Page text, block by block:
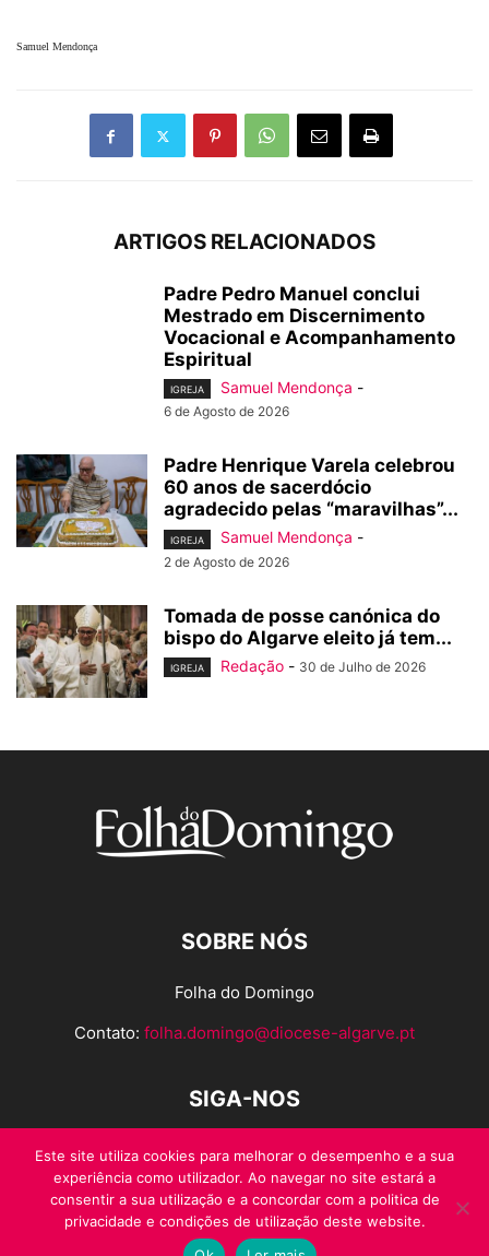
Samuel Mendonça
ARTIGOS RELACIONADOS
Padre Pedro Manuel conclui
Mestrado em Discernimento
Vocacional e Acompanhamento
Espiritual
IGREJA Samuel Mendonça -
6 de Agosto de 2026
Padre Henrique Varela celebrou
60 anos de sacerdócio
agradecido pelas “maravilhas”...
IGREJA Samuel Mendonça -
2 de Agosto de 2026
Tomada de posse canónica do
bispo do Algarve eleito já tem...
IGREJA Redação - 30 de Julho de 2026
SOBRE NÓS
Folha do Domingo
Contato: folha.domingo@diocese-algarve.pt
SIGA-NOS
Este site utiliza cookies para melhorar o desempenho e a sua
experiência como utilizador. Ao navegar no site estará a
consentir a sua utilização e a concordar com a politica de
privacidade e condições de utilização deste website.